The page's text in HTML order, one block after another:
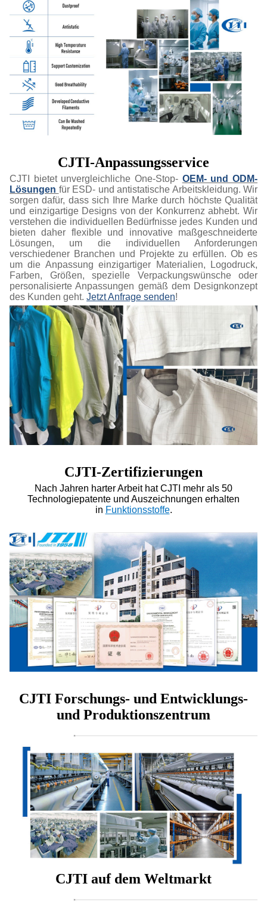
CJTI-Anpassungsservice
CJTI bietet unvergleichliche One-Stop- OEM- und ODM-
Lösungen für ESD- und antistatische Arbeitskleidung. Wir
sorgen dafür, dass sich Ihre Marke durch höchste Qualität
und einzigartige Designs von der Konkurrenz abhebt. Wir
verstehen die individuellen Bedürfnisse jedes Kunden und
bieten daher flexible und innovative maßgeschneiderte
Lösungen, um die individuellen Anforderungen
verschiedener Branchen und Projekte zu erfüllen. Ob es
um die Anpassung einzigartiger Materialien, Logodruck,
Farben, Größen, spezielle Verpackungswünsche oder
personalisierte Anpassungen gemäß dem Designkonzept
des Kunden geht. Jetzt Anfrage senden!
CJTI-Zertifizierungen
Nach Jahren harter Arbeit hat CJTI mehr als 50
Technologiepatente und Auszeichnungen erhalten
in Funktionsstoffe.
CJTI Forschungs- und Entwicklungs-
und Produktionszentrum
CJTI auf dem Weltmarkt